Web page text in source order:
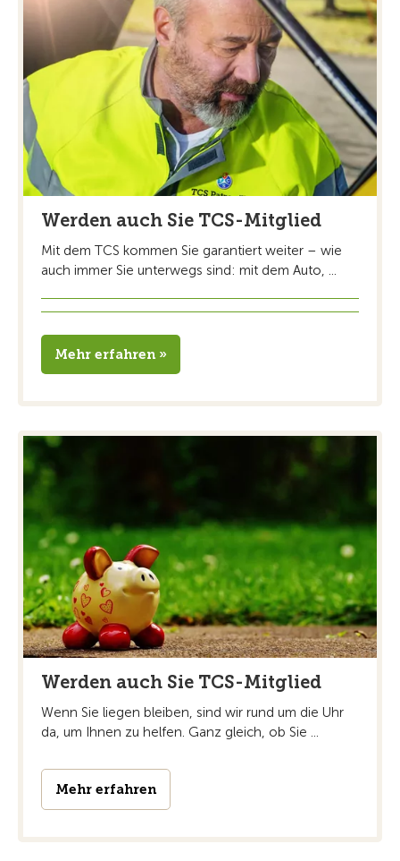
Werden auch Sie TCS-Mitglied
Mit dem TCS kommen Sie garantiert weiter – wie
auch immer Sie unterwegs sind: mit dem Auto, ...
Mehr erfahren »
Werden auch Sie TCS-Mitglied
Wenn Sie liegen bleiben, sind wir rund um die Uhr
da, um Ihnen zu helfen. Ganz gleich, ob Sie ...
Mehr erfahren